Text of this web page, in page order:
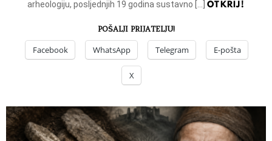
arheologiju, posljednjih 19 godina sustavno […] OTKRIJ!
POŠALJI PRIJATELJU!
Facebook WhatsApp Telegram E-pošta
X